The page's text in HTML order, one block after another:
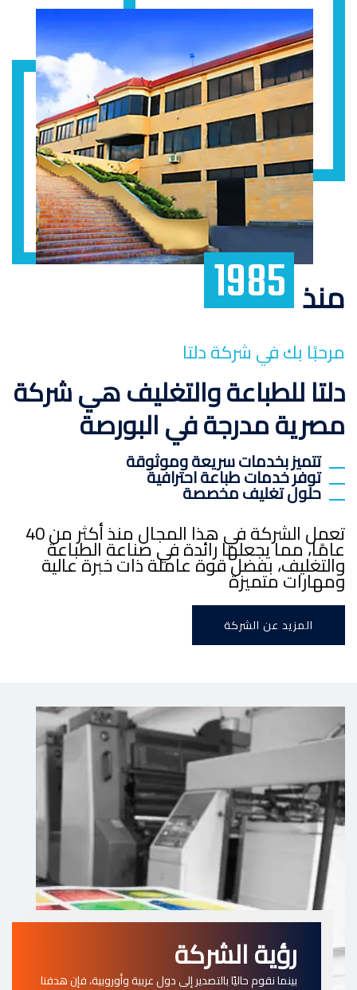
منذ 1985
مرحبًا بك في شركة دلتا
دلتا للطباعة والتغليف هي شركة
مصرية مدرجة في البورصة
تتميز بخدمات سريعة وموثوقة
توفر خدمات طباعة احترافية
حلول تغليف مخصصة
تعمل الشركة في هذا المجال منذ أكثر من 40عامًا، مما يجعلها رائدة في صناعة الطباعة
والتغليف، بفضل قوة عاملة ذات خبرة عالية
ومهارات متميزة
المزيد عن الشركة
رؤية الشركة
بينما نقوم حاليًا بالتصدير إلى دول عربية وأوروبية، فإن هدفنا